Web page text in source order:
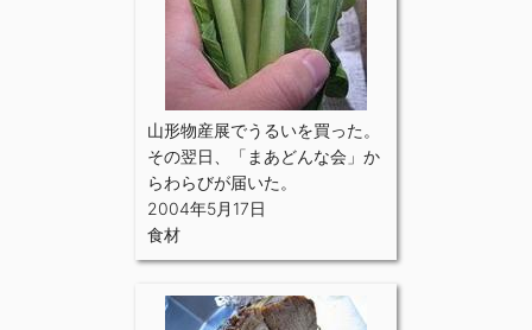
山形物産展でうるいを買った。
その翌日、「まあどんな会」か
らわらびが届いた。
2004年5月17日
食材